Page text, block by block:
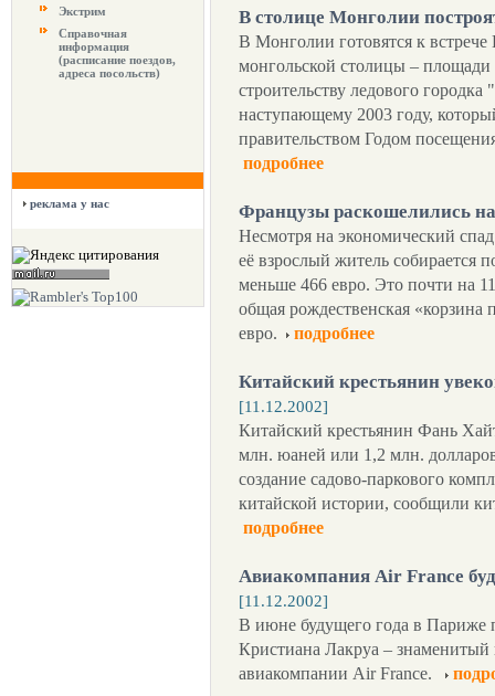
Экстрим
Справочная
информация
(расписание поездов,
адреса посольств)
реклама у нас
В столице Монголии
В Монголии готовятся к
монгольской столицы – площади
строительству ледового
наступающему 2003 году,
правительством Годом
подробнее
Французы раскошелились
Несмотря на экономический
её взрослый житель собирается
меньше 466 евро. Это почти на
общая рождественская «корзина
евро.
подробнее
Китайский крестьянин
[11.12.2002]
Китайский крестьянин Фань
млн. юаней или 1,2 млн.
создание садово-паркового
китайской истории, сообщили
подробнее
Авиакомпания Air France
[11.12.2002]
В июне будущего года в Париже
Кристиана Лакруа –
авиакомпании Air France.